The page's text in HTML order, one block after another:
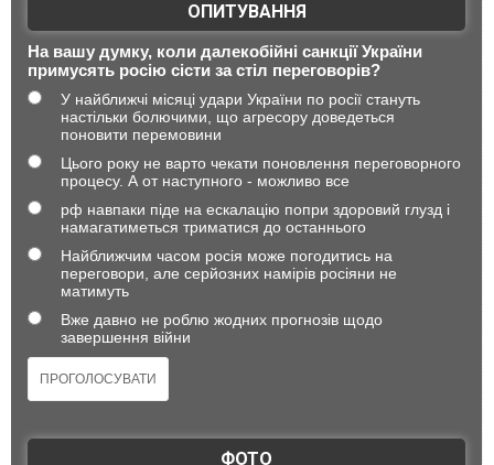
ОПИТУВАННЯ
На вашу думку, коли далекобійні санкції України
примусять росію сісти за стіл переговорів?
У найближчі місяці удари України по росії стануть
настільки болючими, що агресору доведеться
поновити перемовини
Цього року не варто чекати поновлення переговорного
процесу. А от наступного - можливо все
рф навпаки піде на ескалацію попри здоровий глузд і
намагатиметься триматися до останнього
Найближчим часом росія може погодитись на
переговори, але серйозних намірів росіяни не
матимуть
Вже давно не роблю жодних прогнозів щодо
завершення війни
ФОТО